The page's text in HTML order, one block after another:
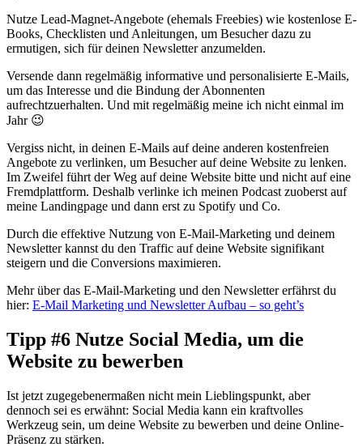
Nutze Lead-Magnet-Angebote (ehemals Freebies) wie kostenlose E-
Books, Checklisten und Anleitungen, um Besucher dazu zu
ermutigen, sich für deinen Newsletter anzumelden.
Versende dann regelmäßig informative und personalisierte E-Mails,
um das Interesse und die Bindung der Abonnenten
aufrechtzuerhalten. Und mit regelmäßig meine ich nicht einmal im
Jahr 😉
Vergiss nicht, in deinen E-Mails auf deine anderen kostenfreien
Angebote zu verlinken, um Besucher auf deine Website zu lenken.
Im Zweifel führt der Weg auf deine Website bitte und nicht auf eine
Fremdplattform. Deshalb verlinke ich meinen Podcast zuoberst auf
meine Landingpage und dann erst zu Spotify und Co.
Durch die effektive Nutzung von E-Mail-Marketing und deinem
Newsletter kannst du den Traffic auf deine Website signifikant
steigern und die Conversions maximieren.
Mehr über das E-Mail-Marketing und den Newsletter erfährst du
hier: E-Mail Marketing und Newsletter Aufbau – so geht’s
Tipp #6 Nutze Social Media, um die
Website zu bewerben
Ist jetzt zugegebenermaßen nicht mein Lieblingspunkt, aber
dennoch sei es erwähnt: Social Media kann ein kraftvolles
Werkzeug sein, um deine Website zu bewerben und deine Online-
Präsenz zu stärken.